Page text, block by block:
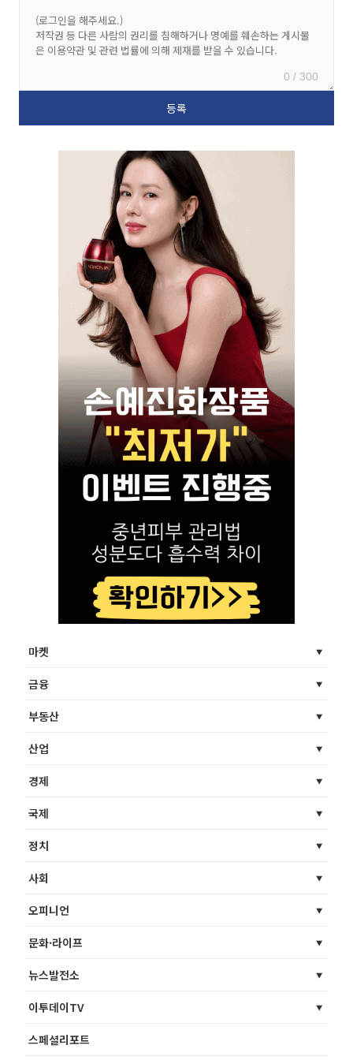
0 / 300
마켓
금융
부동산
산업
경제
국제
정치
사회
오피니언
문화·라이프
뉴스발전소
이투데이TV
스페셜리포트